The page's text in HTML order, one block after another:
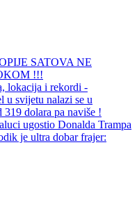
SATOVA NE
!!!
lokacija i rekordi -
u svijetu nalazi se u
319 dolara pa naviše !
ugostio Donalda Trampa
je ultra dobar frajer: